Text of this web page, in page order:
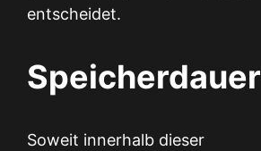
entscheidet.
Speicherdauer
Soweit innerhalb dieser